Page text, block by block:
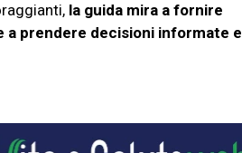
la guida mira a fornire
prendere decisioni informate e